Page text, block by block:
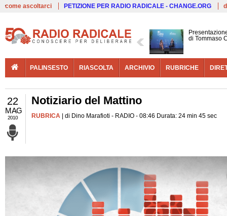
come ascoltarci PETIZIONE PER RADIO RADICALE - CHANGE.ORG
di Tommaso
PALINSESTO RIASCOLTA ARCHIVIO RUBRICHE
22
MAG
2010
Notiziario del Mattino
RUBRICA | di Dino Marafioti - RADIO - 08:46 Durata: 24 min 45 sec